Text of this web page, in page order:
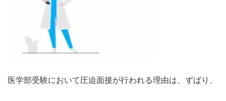
医学部受験において圧迫面接が行われる理由は、ずばり、